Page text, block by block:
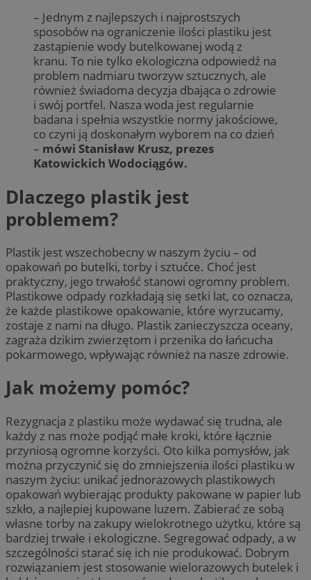
– Jednym z najlepszych i najprostszych
sposobów na ograniczenie ilości plastiku jest
zastąpienie wody butelkowanej wodą z
kranu. To nie tylko ekologiczna odpowiedź na
problem nadmiaru tworzyw sztucznych, ale
również świadoma decyzja dbająca o zdrowie
i swój portfel. Nasza woda jest regularnie
badana i spełnia wszystkie normy jakościowe,
co czyni ją doskonałym wyborem na co dzień
– mówi Stanisław Krusz, prezes
Katowickich Wodociągów.
Dlaczego plastik jest
problemem?
Plastik jest wszechobecny w naszym życiu – od
opakowań po butelki, torby i sztućce. Choć jest
praktyczny, jego trwałość stanowi ogromny problem.
Plastikowe odpady rozkładają się setki lat, co oznacza,
że każde plastikowe opakowanie, które wyrzucamy,
zostaje z nami na długo. Plastik zanieczyszcza oceany,
zagraża dzikim zwierzętom i przenika do łańcucha
pokarmowego, wpływając również na nasze zdrowie.
Jak możemy pomóc?
Rezygnacja z plastiku może wydawać się trudna, ale
każdy z nas może podjąć małe kroki, które łącznie
przyniosą ogromne korzyści. Oto kilka pomysłów, jak
można przyczynić się do zmniejszenia ilości plastiku w
naszym życiu: unikać jednorazowych plastikowych
opakowań wybierając produkty pakowane w papier lub
szkło, a najlepiej kupowane luzem. Zabierać ze sobą
własne torby na zakupy wielokrotnego użytku, które są
bardziej trwałe i ekologiczne. Segregować odpady, a w
szczególności starać się ich nie produkować. Dobrym
rozwiązaniem jest stosowanie wielorazowych butelek i